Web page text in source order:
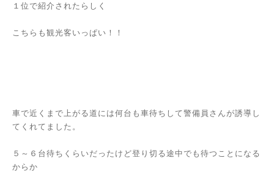
１位で紹介されたらしく
こちらも観光客いっぱい！！
車で近くまで上がる道には何台も車待ちして警備員さんが誘導し
てくれてました。
５～６台待ちくらいだったけど登り切る途中でも待つことになる
からか